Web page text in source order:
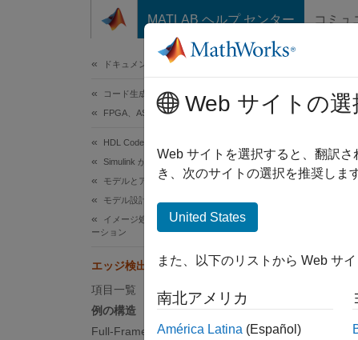
コンテンツへスキップ
MATLAB ヘルプ センター コミュ
ドキュメンテーションのホーム
コード生成
FPGA、ASIC、および SoC 開発
HDL Coder
Simulink からの HDL コード生成
モデルとアーキテクチャの設計
モデル設計
イメージ処理アルゴリズムでの HDL アプリケ
ーション
エッジ検出とイメージ オーバーレイ
項目一覧
例の構造
Full-Frame Behavioral Model
この
エ
Web サイトの選
Web サイトを選択すると、翻訳
き、次のサイトの選択を推奨しま
United States
また、以下のリストから Web サ
南北アメリカ
América Latina (Español)